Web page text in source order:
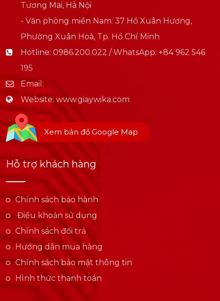
Tương Mai, Hà Nội
- Văn phòng miền Nam: 37 Hồ Xuân Hương,
Phường Xuân Hoà, Tp. Hồ Chí Minh
Hotline: 0986.200.022 / WhatsApp: +84 962 546
195
Email:
Website: www.giaywika.com
Xem bản đồ Google Map
Hỗ trợ khách hàng
Chính sách bảo hành
Điều khoản sử dụng
Chính sách đổi trả
Hướng dẫn mua hàng
Chính sách bảo mật thông tin
Hình thức thanh toán